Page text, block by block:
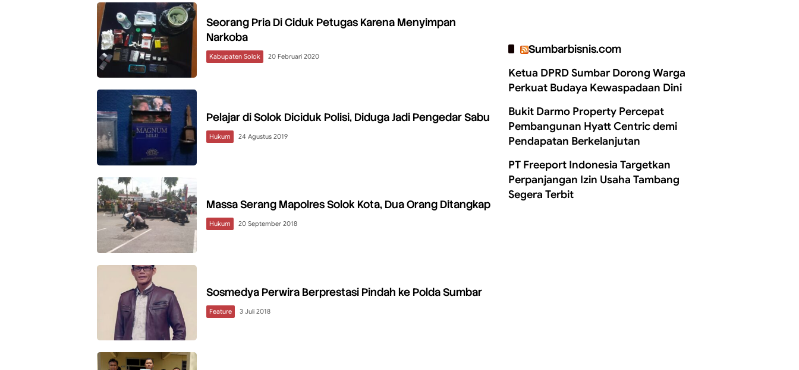
Seorang Pria Di Ciduk Petugas Karena Menyimpan
Narkoba
Kabupaten Solok 20 Februari 2020
Pelajar di Solok Diciduk Polisi, Diduga Jadi Pengedar Sabu
Hukum 24 Agustus 2019
Massa Serang Mapolres Solok Kota, Dua Orang Ditangkap
Hukum 20 September 2018
Sosmedya Perwira Berprestasi Pindah ke Polda Sumbar
Feature 3 Juli 2018
Sumbarbisnis.com
Ketua DPRD Sumbar Dorong Warga
Perkuat Budaya Kewaspadaan Dini
Bukit Darmo Property Percepat
Pembangunan Hyatt Centric demi
Pendapatan Berkelanjutan
PT Freeport Indonesia Targetkan
Perpanjangan Izin Usaha Tambang
Segera Terbit